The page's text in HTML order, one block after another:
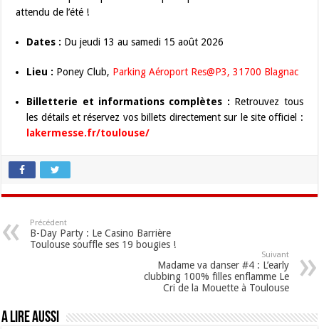
attendu de l’été !
Dates : Du jeudi 13 au samedi 15 août 2026
Lieu : Poney Club, Parking Aéroport Res@P3, 31700 Blagnac
Billetterie et informations complètes : Retrouvez tous
les détails et réservez vos billets directement sur le site officiel :
lakermesse.fr/toulouse/
Précédent
B-Day Party : Le Casino Barrière
Toulouse souffle ses 19 bougies !
Suivant
Madame va danser #4 : L’early
clubbing 100% filles enflamme Le
Cri de la Mouette à Toulouse
A lire aussi